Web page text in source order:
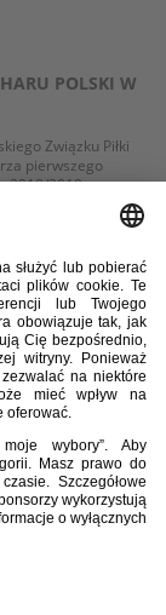
POLSKI W
Związku Piłki
pierwszego
2018/2019.
POLSKI W
Związku